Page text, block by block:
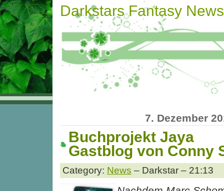
Darkstars Fantasy News
7. Dezember
Buchprojekt Jaya
Gastblog von Conny
Category: News – Darkstar – 21:13